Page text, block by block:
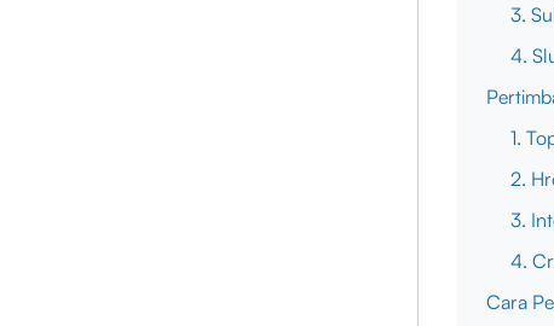
3.
4.
1.
2.
3.
4.
Cara